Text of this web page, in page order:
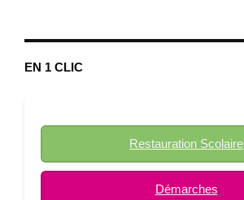
EN 1 CLIC
Restauration Scolaire
Démarches